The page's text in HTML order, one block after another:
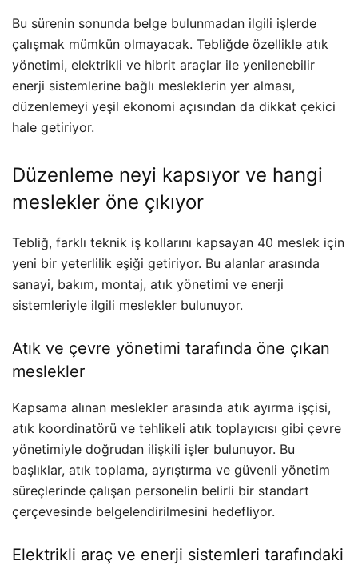
Bu sürenin sonunda belge bulunmadan ilgili işlerde
çalışmak mümkün olmayacak. Tebliğde özellikle atık
yönetimi, elektrikli ve hibrit araçlar ile yenilenebilir
enerji sistemlerine bağlı mesleklerin yer alması,
düzenlemeyi yeşil ekonomi açısından da dikkat çekici
hale getiriyor.
Düzenleme neyi kapsıyor ve hangi
meslekler öne çıkıyor
Tebliğ, farklı teknik iş kollarını kapsayan 40 meslek için
yeni bir yeterlilik eşiği getiriyor. Bu alanlar arasında
sanayi, bakım, montaj, atık yönetimi ve enerji
sistemleriyle ilgili meslekler bulunuyor.
Atık ve çevre yönetimi tarafında öne çıkan
meslekler
Kapsama alınan meslekler arasında atık ayırma işçisi,
atık koordinatörü ve tehlikeli atık toplayıcısı gibi çevre
yönetimiyle doğrudan ilişkili işler bulunuyor. Bu
başlıklar, atık toplama, ayrıştırma ve güvenli yönetim
süreçlerinde çalışan personelin belirli bir standart
çerçevesinde belgelendirilmesini hedefliyor.
Elektrikli araç ve enerji sistemleri tarafındaki